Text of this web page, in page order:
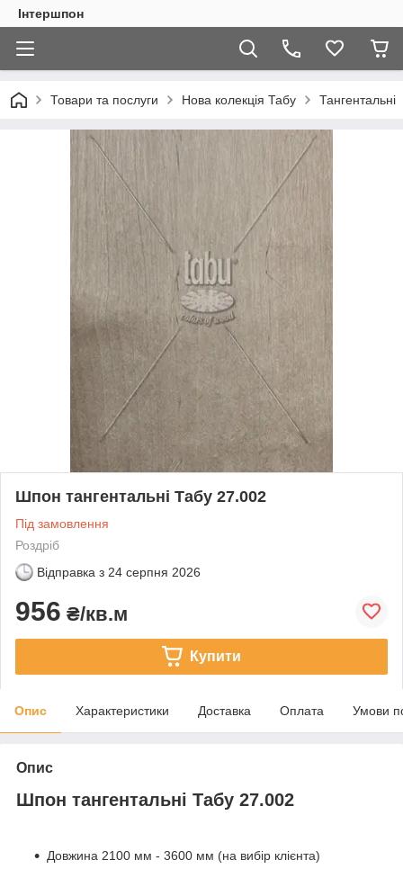
Інтершпон
Товари та послуги Нова колекція Табу Тангентальні
Шпон тангентальні Табу 27.002
Під замовлення
Роздріб
Відправка з 24 серпня 2026
956 ₴/кв.м
Купити
Опис Характеристики Доставка Оплата Умови
Опис
Шпон тангентальні Табу 27.002
Довжина 2100 мм - 3600 мм (на вибір клієнта)